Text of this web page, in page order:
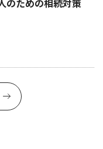
のための相続対策